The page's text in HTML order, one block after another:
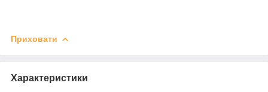
Приховати
Характеристики